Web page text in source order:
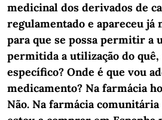
medicinal dos derivados de
regulamentado e apareceu já
para que se possa permitir a
permitida a utilização do
específico? Onde é que vou
medicamento? Na farmácia
Não. Na farmácia comunitária